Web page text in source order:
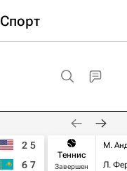
Спорт
2 5
6 7
Теннис
Завершен
М.
Л.